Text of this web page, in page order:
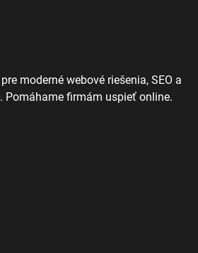
moderné webové riešenia, SEO a
Pomáhame firmám uspieť online.